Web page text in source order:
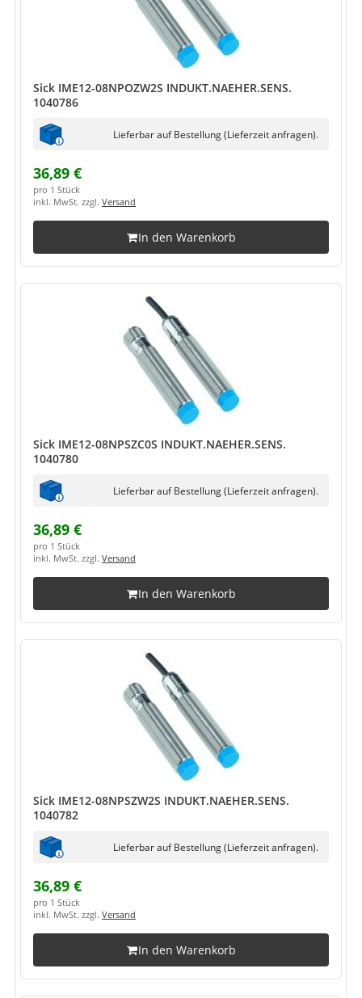
Sick IME12-08NPOZW2S INDUKT.NAEHER.SENS.
1040786
Lieferbar auf Bestellung (Lieferzeit anfragen).
36,89 €
pro 1 Stück
inkl. MwSt. zzgl. Versand
In den Warenkorb
Sick IME12-08NPSZC0S INDUKT.NAEHER.SENS.
1040780
Lieferbar auf Bestellung (Lieferzeit anfragen).
36,89 €
pro 1 Stück
inkl. MwSt. zzgl. Versand
In den Warenkorb
Sick IME12-08NPSZW2S INDUKT.NAEHER.SENS.
1040782
Lieferbar auf Bestellung (Lieferzeit anfragen).
36,89 €
pro 1 Stück
inkl. MwSt. zzgl. Versand
In den Warenkorb